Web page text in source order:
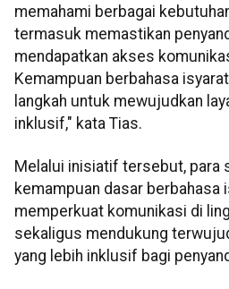
memahami berbagai
termasuk memastikan
mendapatkan akses
Kemampuan berbahasa
langkah untuk mewujudkan
inklusif," kata Tias.
Melalui inisiatif tersebut, para
kemampuan dasar berbahasa
memperkuat komunikasi di
sekaligus mendukung
yang lebih inklusif bagi